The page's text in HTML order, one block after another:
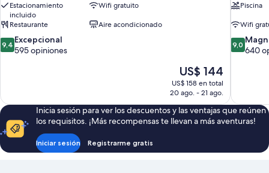
Estacionamiento
incluido
Wifi gratuito
Restaurante
Aire acondicionado
9.4
de
9,4 Excepcional
595 opiniones
El
precio
actual
de
US$ 144
US$ 144
US$ 158 en total
20 ago. - 21 ago.
Piscina
Wifi
9.0
de
9,0
640
Inicia sesión para ver los descuentos y las ventajas que reúnen
los requisitos. ¡Más recompensas te llevan a más aventuras!
Iniciar sesión Registrarme gratis